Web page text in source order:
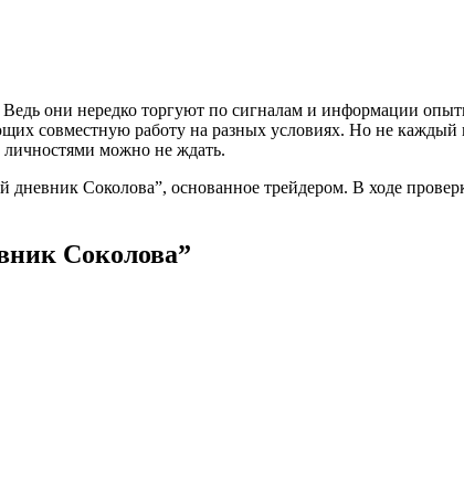
они нередко торгуют по сигналам и информации
совместную работу на разных условиях. Но не каждый
можно не ждать.
Соколова”, основанное трейдером. В ходе
Соколова”